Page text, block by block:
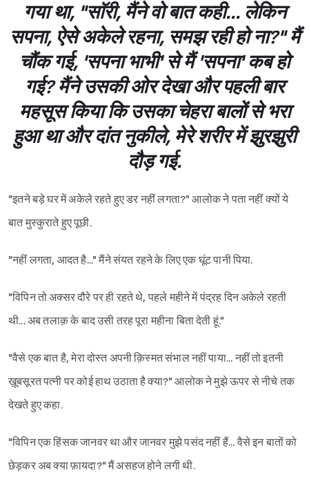
गया था, "साॅरी, मैंने वो बात कही... लेकिन
सपना, ऐसे अकेले रहना, समझ रही हो ना?" मैं
चौंक गई, 'सपना भाभी' से मैं 'सपना' कब हो
गई? मैंने उसकी ओर देखा और पहली बार
महसूस किया कि उसका चेहरा बालों से भरा
हुआ था और दांत नुकीले, मेरे शरीर में झुरझुरी
दौड़ गई.
"इतने बड़े घर में अकेले रहते हुए डर नहीं लगता?" आलोक ने पता नहीं क्यों ये
बात मुस्कुराते हुए पूछी.
"नहीं लगता, आदत है..." मैंने संयत रहने के लिए एक घूंट पानी पिया.
"विपिन तो अक्सर दौरे पर ही रहते थे, पहले महीने में पंद्रह दिन अकेले रहती
थी... अब तलाक़ के बाद उसी तरह पूरा महीना बिता देती हूं."
"वैसे एक बात है, मेरा दोस्त अपनी क़िस्मत संभाल नहीं पाया... नहीं तो इतनी
ख़ूबसूरत पत्नी पर कोई हाथ उठाता है क्या?" आलोक ने मुझे ऊपर से नीचे तक
देखते हुए कहा.
"विपिन एक हिंसक जानवर था और जानवर मुझे पसंद नहीं हैं... वैसे इन बातों को
छेड़कर अब क्या फ़ायदा?" मैं असहज होने लगी थी.